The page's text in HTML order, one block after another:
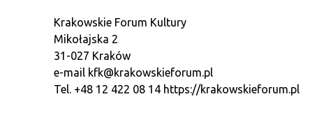
Krakowskie Forum Kultury
Mikołajska 2
31-027 Kraków
e-mail kfk@krakowskieforum.pl
Tel. +48 12 422 08 14 https://krakowskieforum.pl